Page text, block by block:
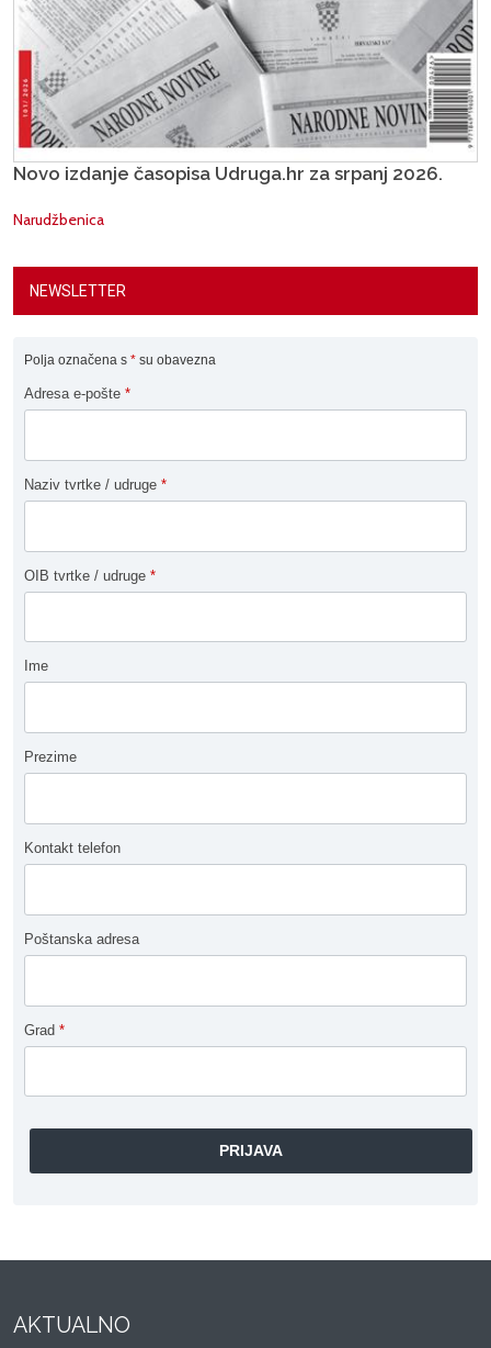
Novo izdanje časopisa Udruga.hr za srpanj 2026.
Narudžbenica
NEWSLETTER
Polja označena s * su obavezna
Adresa e-pošte *
Naziv tvrtke / udruge *
OIB tvrtke / udruge *
Ime
Prezime
Kontakt telefon
Poštanska adresa
Grad *
AKTUALNO